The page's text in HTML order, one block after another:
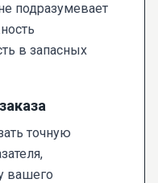
подразумевает
в запасных
точную
вашего